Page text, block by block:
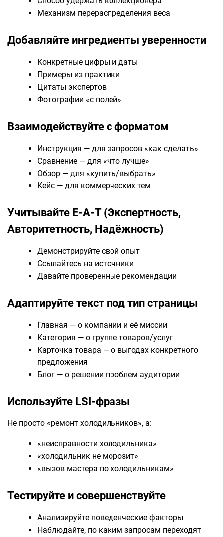
Механизм перераспределения веса
Добавляйте ингредиенты уверенности
Конкретные цифры и даты
Примеры из практики
Цитаты экспертов
Фотографии «с полей»
Взаимодействуйте с форматом
Инструкция — для запросов «как сделать»
Сравнение — для «что лучше»
Обзор — для «купить/выбрать»
Кейс — для коммерческих тем
Учитывайте E-A-T (Экспертность,
Авторитетность, Надёжность)
Демонстрируйте свой опыт
Ссылайтесь на источники
Давайте проверенные рекомендации
Адаптируйте текст под тип страницы
Главная — о компании и её миссии
Категория — о группе товаров/услуг
Карточка товара — о выгодах конкретного
предложения
Блог — о решении проблем аудитории
Используйте LSI-фразы
Не просто «ремонт холодильников», а:
«неисправности холодильника»
«холодильник не морозит»
«вызов мастера по холодильникам»
Тестируйте и совершенствуйте
Анализируйте поведенческие факторы
Наблюдайте, по каким запросам переходят